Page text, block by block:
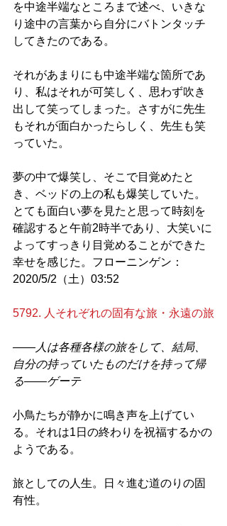
を中途半端なところまで述べ、いきな
り途中の言葉から自分にバトンタッチ
してきたのである。
それがあまりにも中途半端な箇所であ
り、私はそれが可笑しく、思わず吹き
出して笑ってしまった。さすがに先生
もそれが面白かったらしく、先生も笑
っていた。
夢の中で爆笑し、そこで目覚めたと
き、ベッドの上の私も爆笑していた。
とても面白い夢を見たと思って時刻を
確認すると午前2時半であり、大笑いに
よってすっきり目覚めることができた
幸せを感じた。フローニンゲン：
2020/5/2（土）03:52
5792. 人それぞれの固有な旅・永遠の旅
——人は各種各様の旅をして、結局、
自分の持っていたものだけを持って帰
る——ゲーテ
小鳥たちが静かに鳴き声を上げてい
る。それは1日の終わりを祝福するかの
ようである。
旅としての人生。日々進む道のりの固
有性。